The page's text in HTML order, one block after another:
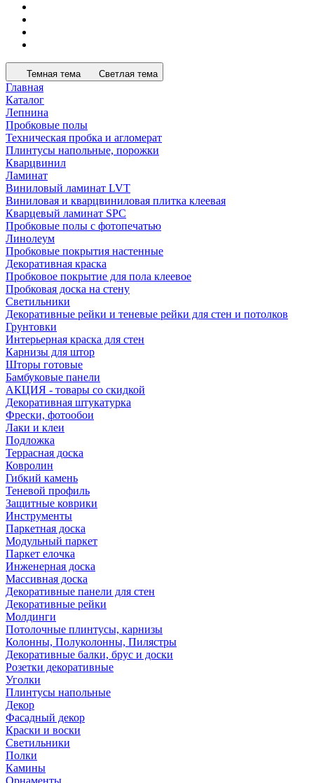
Темная тема Светлая тема
Главная
Каталог
Лепнина
Пробковые полы
Техническая пробка и агломерат
Плинтусы напольные, порожки
Кварцвинил
Ламинат
Виниловый ламинат LVT
Виниловая и кварцвиниловая плитка клеевая
Кварцевый ламинат SPC
Пробковые полы с фотопечатью
Линолеум
Пробковые покрытия настенные
Декоративная краска
Пробковое покрытие для пола клеевое
Пробковая доска на стену
Светильники
Декоративные рейки и теневые рейки для стен и потолков
Грунтовки
Интерьерная краска для стен
Карнизы для штор
Шторы готовые
Бамбуковые панели
АКЦИЯ - товары со скидкой
Декоративная штукатурка
Фрески, фотообои
Лаки и клеи
Подложка
Террасная доска
Ковролин
Гибкий камень
Теневой профиль
Защитные коврики
Инструменты
Паркетная доска
Модульный паркет
Паркет елочка
Инженерная доска
Массивная доска
Декоративные панели для стен
Декоративные рейки
Молдинги
Потолочные плинтусы, карнизы
Колонны, Полуколонны, Пилястры
Декоративные балки, брус и доски
Розетки декоративные
Уголки
Плинтусы напольные
Декор
Фасадный декор
Краски и воски
Светильники
Полки
Камины
Орнаменты